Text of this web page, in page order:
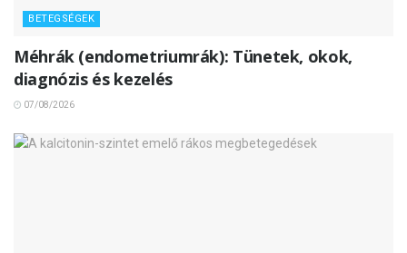
BETEGSÉGEK
Méhrák (endometriumrák): Tünetek, okok,
diagnózis és kezelés
07/08/2026